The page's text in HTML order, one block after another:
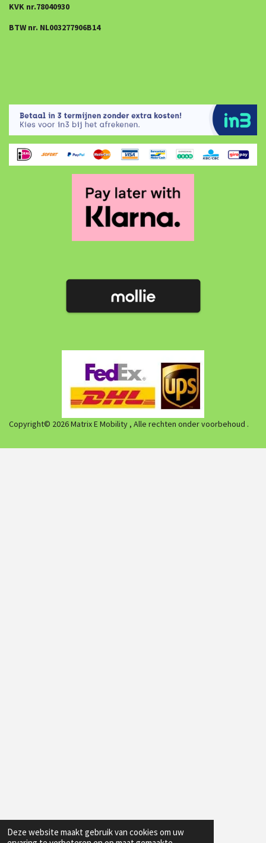
Deze website maakt gebruik van cookies om uw
KVK nr.78040930
BTW nr. NL003277906B14
Copyright© 2026 Matrix E Mobility , Alle rechten onder voorbehoud .